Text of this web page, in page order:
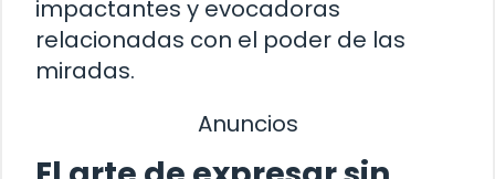
impactantes y evocadoras
relacionadas con el poder de las
miradas.
Anuncios